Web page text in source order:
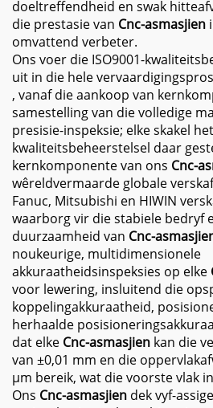
doeltreffendheid en swak
die prestasie van Cnc-asmasjien
omvattend verbeter.
Ons voer die ISO9001-
uit in die hele
, vanaf die aankoop van
samestelling van die volledige
presisie-inspeksie; elke skakel
kwaliteitsbeheerstelsel daar
kernkomponente van ons Cnc-
wêreldvermaarde globale
Fanuc, Mitsubishi en HIWIN
waarborg vir die stabiele bedryf
duurzaamheid van Cnc-
noukeurige, multidimensionele
akkuraatheidsinspeksies op elke
voor lewering, insluitend die
koppelingakkuraatheid,
herhaalde
dat elke Cnc-asmasjien kan die
van ±0,01 mm en die
µm bereik, wat die voorste vlak
Ons Cnc-asmasjien dek vyf-